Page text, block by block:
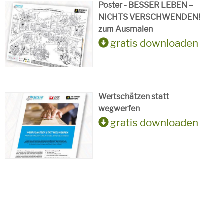
Poster - BESSER LEBEN –
NICHTS VERSCHWENDEN!
zum Ausmalen
gratis downloaden
Wertschätzen statt
wegwerfen
gratis downloaden